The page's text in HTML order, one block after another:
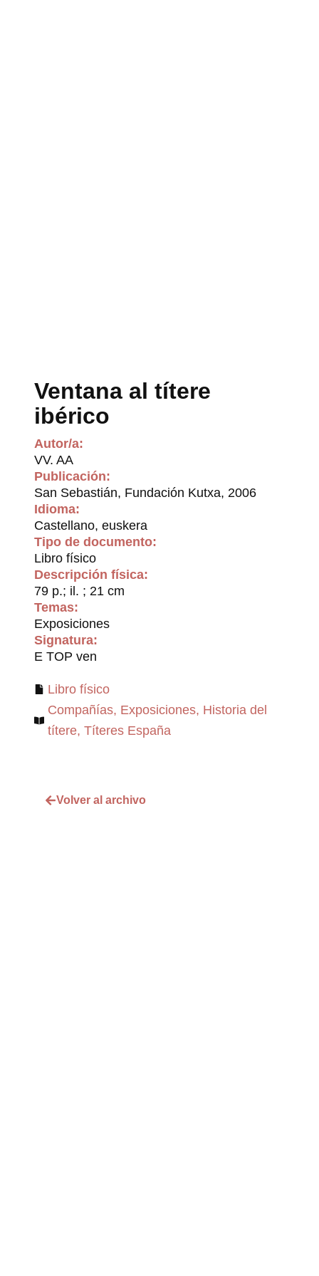
Ventana al títere
ibérico
Autor/a:
VV. AA
Publicación:
San Sebastián, Fundación Kutxa, 2006
Idioma:
Castellano, euskera
Tipo de documento:
Libro físico
Descripción física:
79 p.; il. ; 21 cm
Temas:
Exposiciones
Signatura:
E TOP ven
Libro físico
Compañías, Exposiciones, Historia del
títere, Títeres España
Volver al archivo